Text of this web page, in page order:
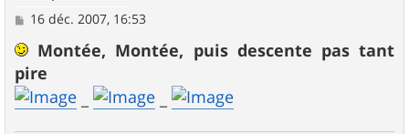
M
s
a
g
e
16 déc. 2007, 16:53
Montée, Montée, puis descente pas tant
pire